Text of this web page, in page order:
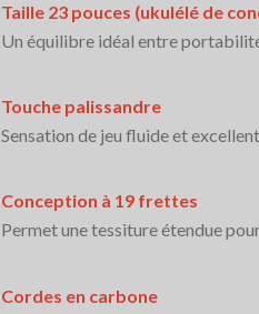
Taille 23 pouces (ukulélé de
Un équilibre idéal entre
Touche palissandre
Sensation de jeu fluide et
Conception à 19 frettes
Permet une tessiture étendue
Cordes en carbone